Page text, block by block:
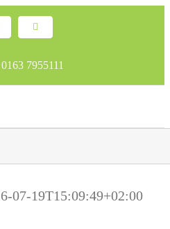
Email
7955111
07-19T15:09:49+02:00